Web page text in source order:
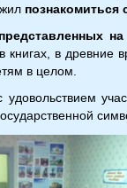
познакомиться
на
в книгах, в
в целом.